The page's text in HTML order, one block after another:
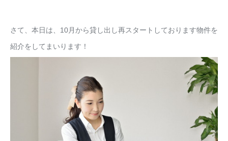
さて、本日は、10月から貸し出し再スタートしております物件を
紹介をしてまいります！